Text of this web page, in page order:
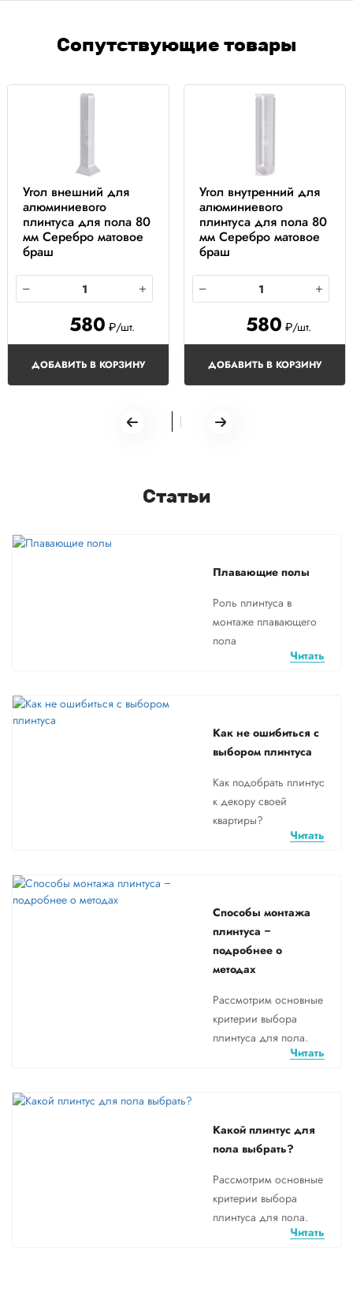
Сопутствующие товары
Угол внешний для
алюминиевого
плинтуса для пола 80
мм Серебро матовое
браш
580 ₽/шт.
ДОБАВИТЬ В КОРЗИНУ
Угол внутренний для
алюминиевого
плинтуса для пола 80
мм Серебро матовое
браш
580 ₽/шт.
ДОБАВИТЬ В КОРЗИНУ
Статьи
Плавающие полы
Роль плинтуса в
монтаже плавающего
пола
Читать
Как не ошибиться с
выбором плинтуса
Как подобрать плинтус
к декору своей
квартиры?
Читать
Способы монтажа
плинтуса –
подробнее о
методах
Рассмотрим основные
критерии выбора
плинтуса для пола.
Читать
Какой плинтус для
пола выбрать?
Рассмотрим основные
критерии выбора
плинтуса для пола.
Читать